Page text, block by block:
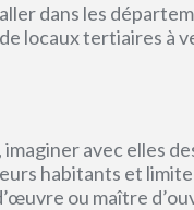
dans les
locaux tertiaires à
avec elles
habitants et
ou maître